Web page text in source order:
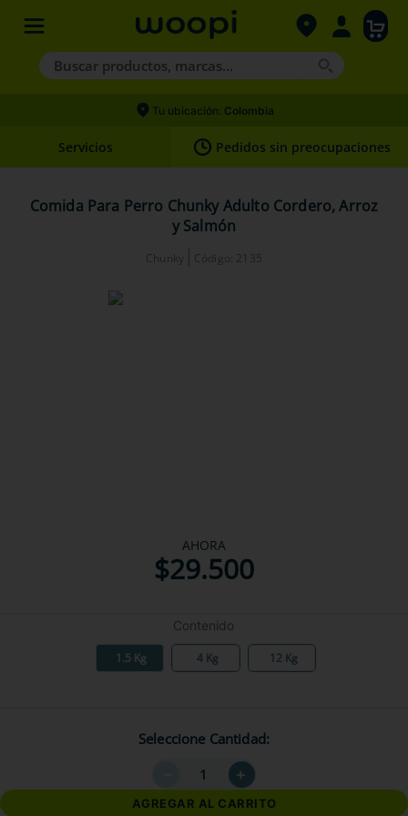
Buscar productos, marcas...
Términos más buscados
2.
hills
3.
nexgard
Tu ubicación: Colombia
Servicios Pedidos sin preocupaciones
Comida Para Perro Chunky Adulto Cordero, Arroz
y Salmón
Chunky Código: 2135
AHORA
$29.500
Contenido
1.5 Kg 4 Kg 12 Kg
Seleccione Cantidad
＋
AGREGAR AL CARRITO